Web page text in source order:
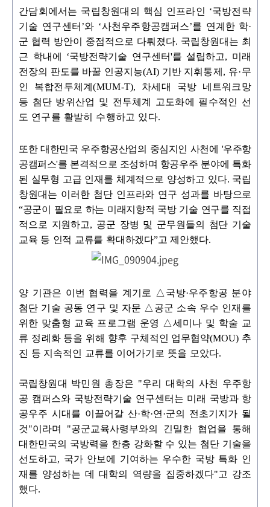
간담회에서는 국립창원대의 핵심 인프라인 ‘국방전략
기술 연구센터 ’와 ‘사천우주항공캠퍼스’를 연계한 학·
군 협력 방안이 중점적으로 다뤄졌다. 국립창원대는 최
근 학내에 ‘국방전략기술 연구센터'를 설립하고, 미래
전장의 판도를 바꿀 인공지능(AI) 기반 지휘 통제 , 유·무
인 복합전투체계(MUM-T), 차세대 국방 네트워크망
등 첨단 방위산업 및 전투체계 고도화에 필수적인 선
도 연구를 활발히 수행하고 있다.
또한 대한민국 우주항공산업의 중심지인 사천에 '우주항
공캠퍼스'를 본격적으로 조성하며 항공우주 분야에 특화
된 실무형 고급 인재를 체계적으로 양성하고 있다. 국립
창원대는 이러한 첨단 인프라와 연구 성과를 바탕으로
“공군이 필요로 하는 미래지향적 국방 기술 연구를 직접
적으로 지원하고, 공군 장병 및 군무원들의 첨단 기술
교육 등 인적 교류를 확대하겠다”고 제안했다.
양 기관은 이번 협력을 계기로 △ 국방·우주항공 분야
첨단 기술 공동 연구 및 자문 △ 공군 소속 우수 인재를
위한 맞춤형 교육 프로그램 운영 △세미나 및 학술 교
류 정 례화 등을 위해 향후 구체적인 업무협약(MOU) 추
진 등 지속적인 교류를 이어가기로 뜻을 모았다.
국립창원대 박민원 총장은 "우리 대학의 사천 우주항
공 캠퍼스와 국방전략기술 연구센 터는 미래 국방과 항
공우주 시대를 이끌어갈 산·학·연 ·군의 전초기지가 될
것"이라며 "공군교육사령부와의 긴밀한 협업을 통해
대한민국의 국방력을 한층 강화할 수 있는 첨단 기술을
선도하고, 국가 안보에 기여하는 우수한 국방 특화 인
재를 양성하는 데 대학의 역량을 집중하겠다"고 강조
했다.